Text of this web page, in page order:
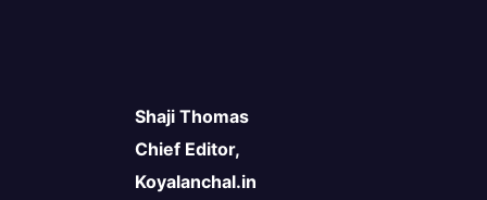
Shaji Thomas
Chief Editor,
Koyalanchal.in